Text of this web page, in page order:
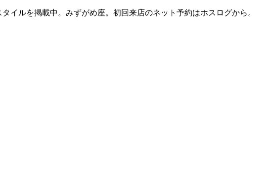
イルを掲載中。みずがめ座。初回来店のネット予約はホスログから。